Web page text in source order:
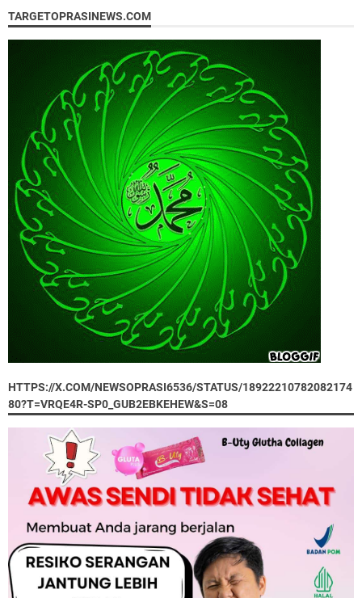
TARGETOPRASINEWS.COM
HTTPS://X.COM/NEWSOPRASI6536/STATUS/18922210782082174
80?T=VRQE4R-SP0_GUB2EBKEHEW&S=08